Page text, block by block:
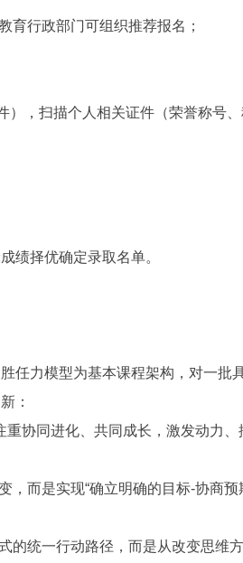
行政部门可组织推荐报名；
，扫描个人相关证件（荣誉称号
择优确定录取名单。
力模型为基本课程架构，对一批
：
协同进化、共同成长，激发动力、
而是实现“确立明确的目标-协商预
统一行动路径，而是从改变思维